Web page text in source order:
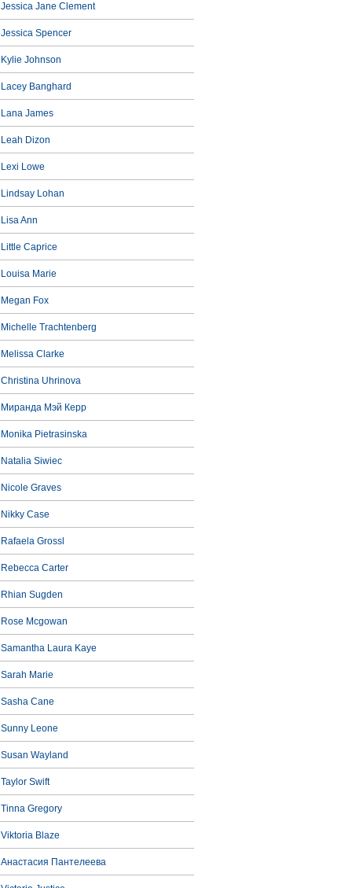
Jessica Jane Clement
Jessica Spencer
Kylie Johnson
Lacey Banghard
Lana James
Leah Dizon
Lexi Lowe
Lindsay Lohan
Lisa Ann
Little Caprice
Louisa Marie
Megan Fox
Michelle Trachtenberg
Melissa Clarke
Christina Uhrinova
Миранда Мэй Керр
Monika Pietrasinska
Natalia Siwiec
Nicole Graves
Nikky Case
Rafaela Grossl
Rebecca Carter
Rhian Sugden
Rose Mcgowan
Samantha Laura Kaye
Sarah Marie
Sasha Cane
Sunny Leone
Susan Wayland
Taylor Swift
Tinna Gregory
Viktoria Blaze
Анастасия Пантелеева